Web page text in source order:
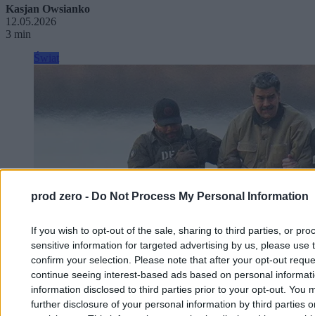
prod zero - Do Not Process My Personal Information
If you wish to opt-out of the sale, sharing to third parties, or
sensitive information for targeted advertising by us, please use
confirm your selection. Please note that after your opt-out
continue seeing interest-based ads based on personal
information disclosed to third parties prior to your opt-out. You
further disclosure of your personal information by third parties
Kasjan Owsianko
12.05.2026
3 min